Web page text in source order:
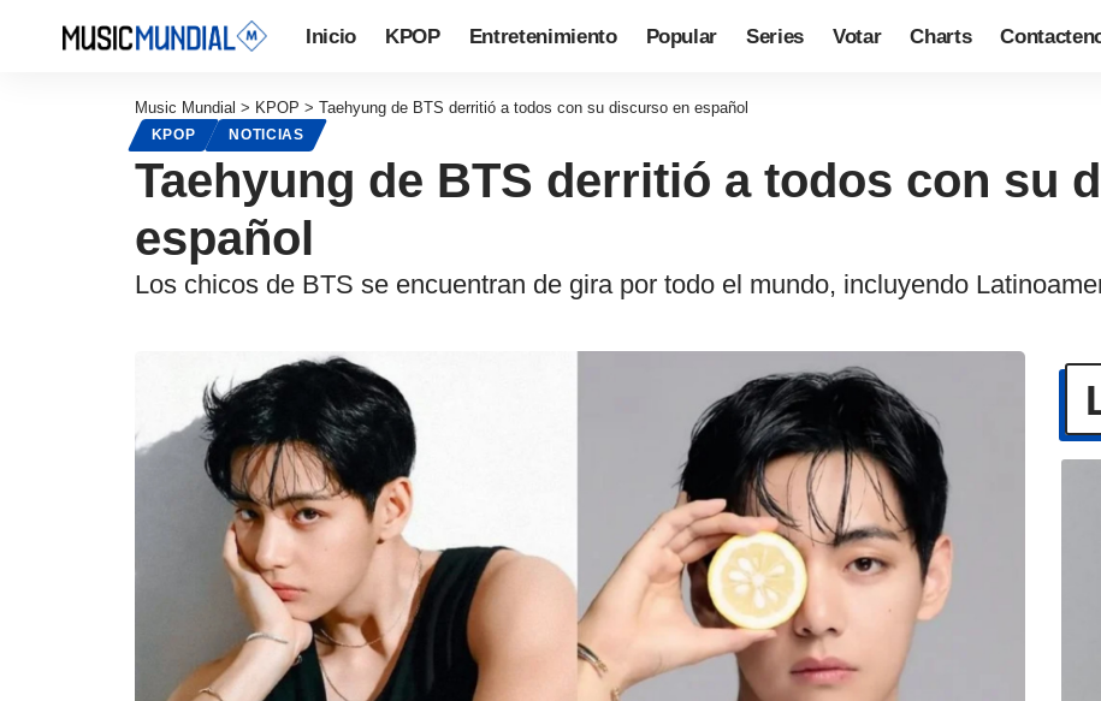
Inicio KPOP Entretenimiento Popular Series Votar Charts
Music Mundial > KPOP > Taehyung de BTS derritió a todos con su discurso en español
KPOP NOTICIAS
Taehyung de BTS derritió a todos con su
español
Los chicos de BTS se encuentran de gira por todo el mundo, incluyendo